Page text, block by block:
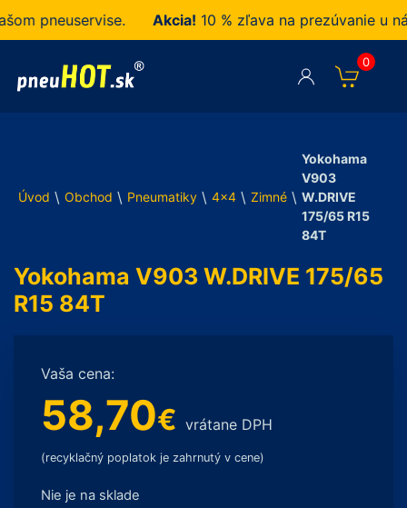
pneuservise. Akcia!10 % zľava na prezúvanie u nás
0
Úvod \ Obchod \ Pneumatiky \ 4x4 \ Zimné \
Yokohama
V903
W.DRIVE
175/65 R15
84T
Yokohama V903 W.DRIVE 175/65
R15 84T
Vaša cena:
58,70€ vrátane DPH
(recyklačný poplatok je zahrnutý v cene)
Nie je na sklade